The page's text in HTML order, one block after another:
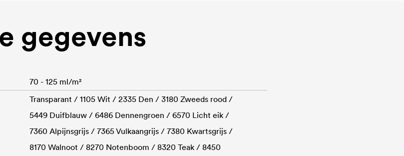
gegevens
70 - 125 ml/m²
Transparant / 1105 Wit / 2335 Den / 3180 Zweeds rood /
5449 Duifblauw / 6486 Dennengroen / 6570 Licht eik /
7360 Alpijnsgrijs / 7365 Vulkaangrijs / 7380 Kwartsgrijs /
8170 Walnoot / 8270 Notenboom / 8320 Teak / 8450